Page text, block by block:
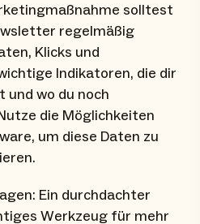
solltest
regelmäßig
Klicks und
Indikatoren, die dir
wo du noch
die Möglichkeiten
um diese Daten zu
Ein durchdachter
Werkzeug für mehr